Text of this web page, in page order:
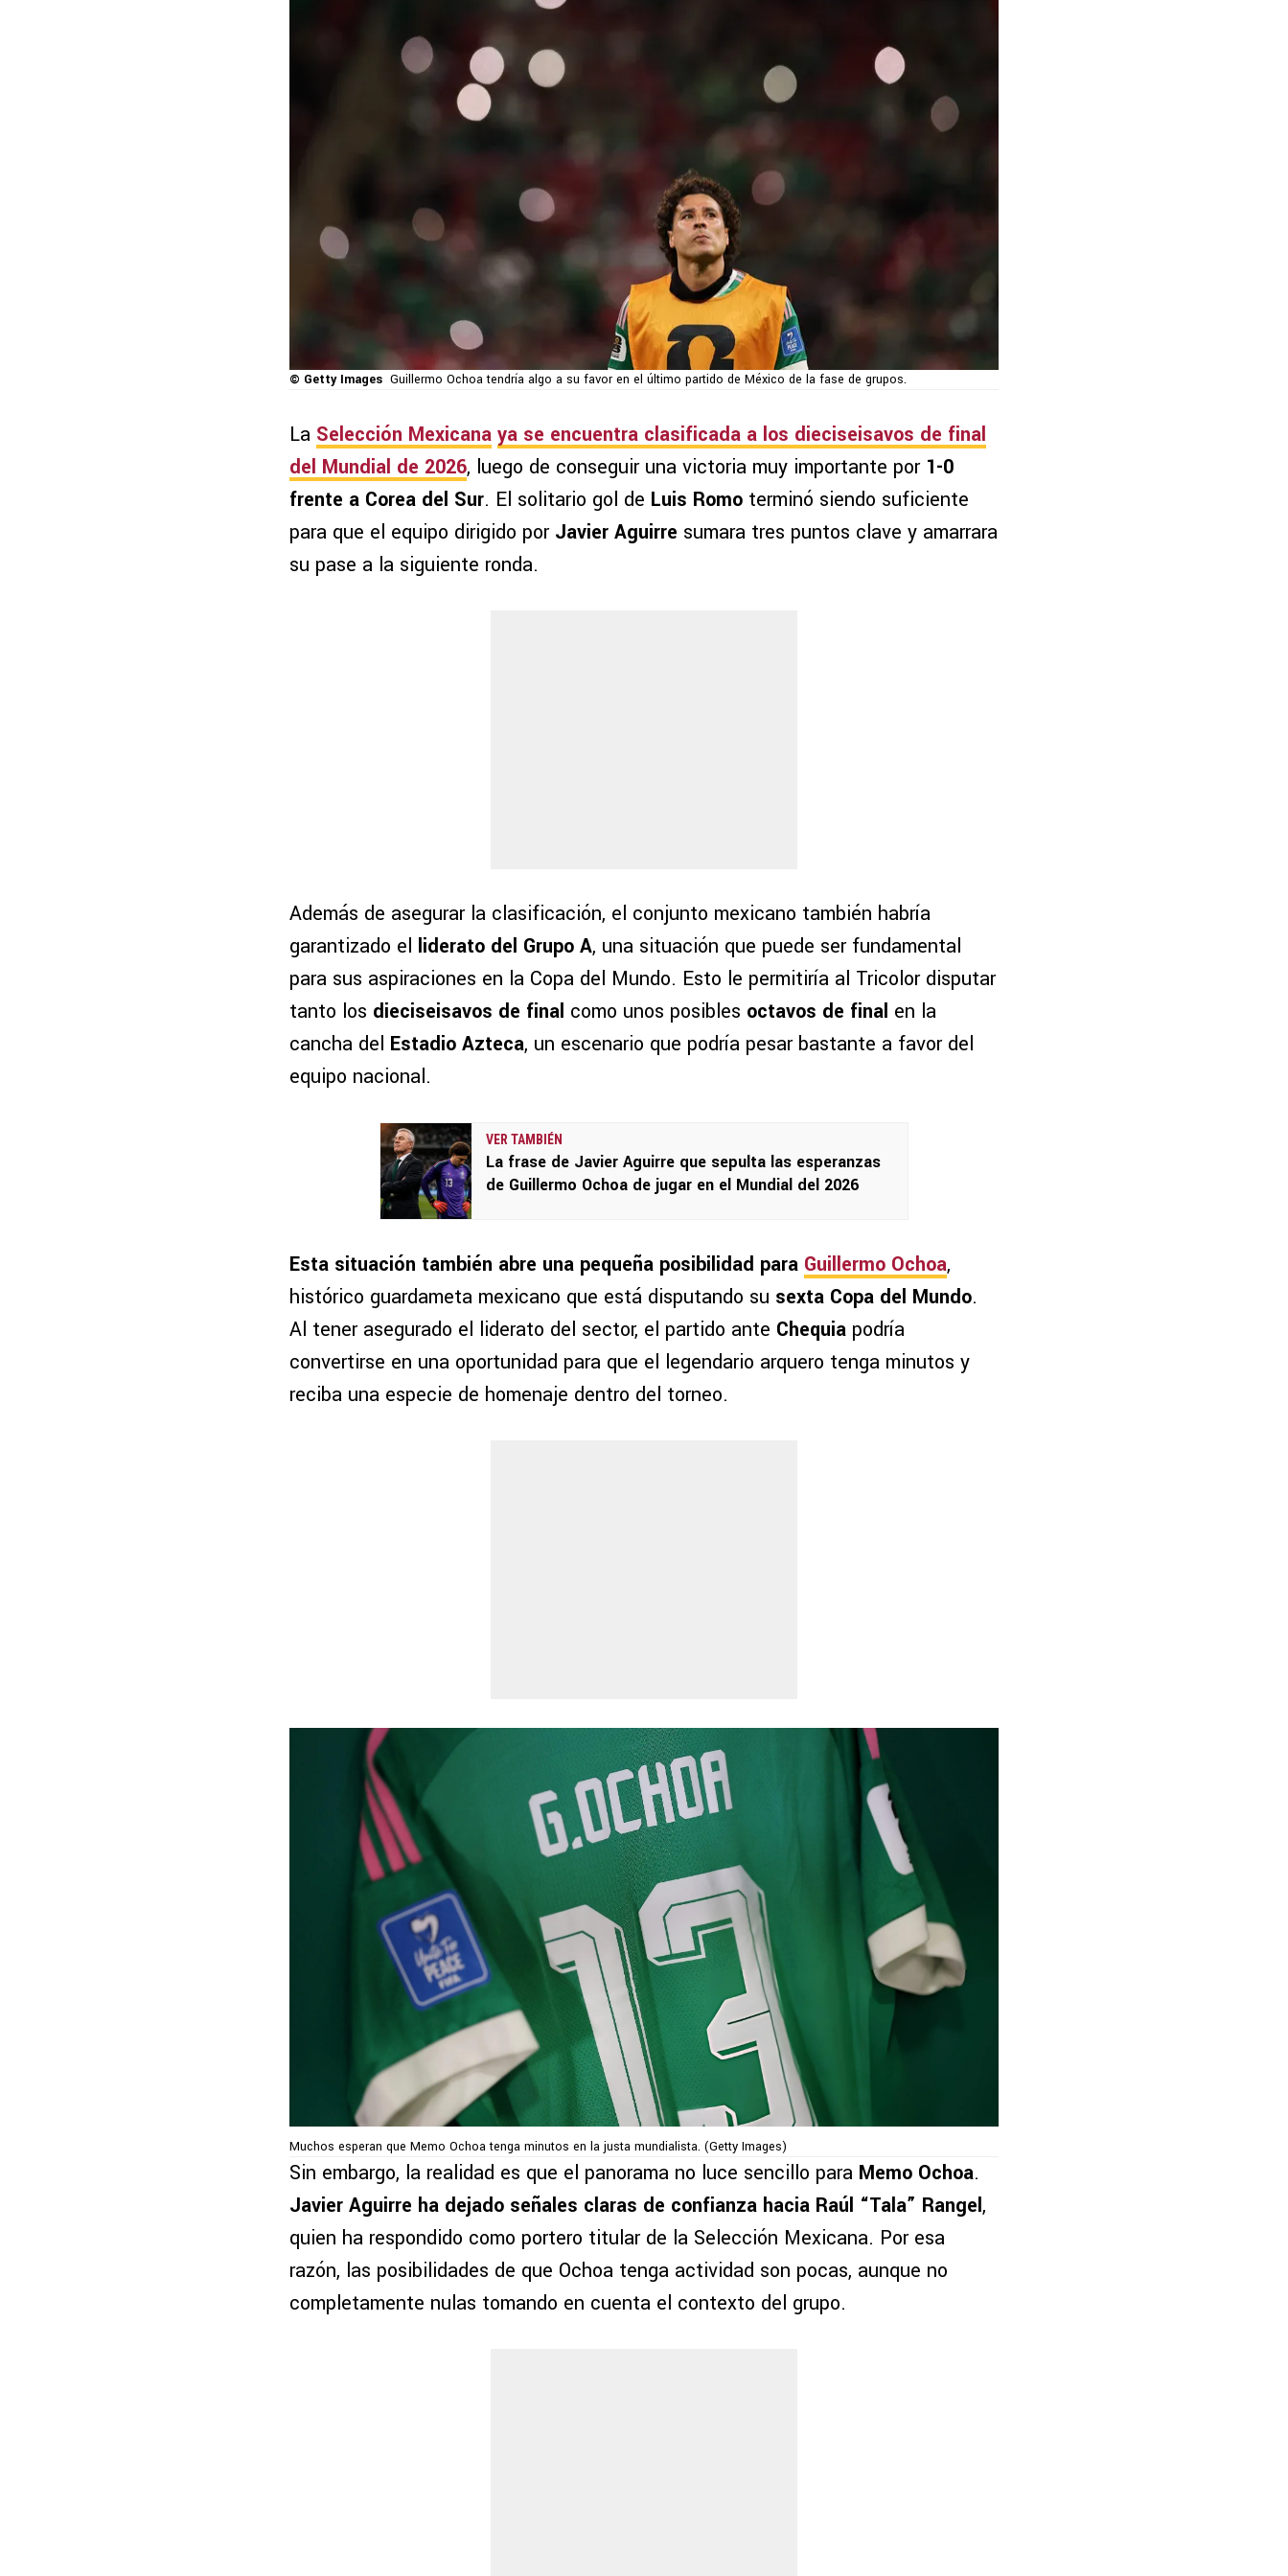
© Getty Images Guillermo Ochoa tendría algo a su favor en el último partido de México de la fase de grupos.
La Selección Mexicana ya se encuentra clasificada a los dieciseisavos de final
del Mundial de 2026, luego de conseguir una victoria muy importante por 1-0
frente a Corea del Sur. El solitario gol de Luis Romo terminó siendo suficiente
para que el equipo dirigido por Javier Aguirre sumara tres puntos clave y amarrara
su pase a la siguiente ronda.
Además de asegurar la clasificación, el conjunto mexicano también habría
garantizado el liderato del Grupo A, una situación que puede ser fundamental
para sus aspiraciones en la Copa del Mundo. Esto le permitiría al Tricolor disputar
tanto los dieciseisavos de final como unos posibles octavos de final en la
cancha del Estadio Azteca, un escenario que podría pesar bastante a favor del
equipo nacional.
VER TAMBIÉN
La frase de Javier Aguirre que sepulta las esperanzas
de Guillermo Ochoa de jugar en el Mundial del 2026
Esta situación también abre una pequeña posibilidad para Guillermo Ochoa,
histórico guardameta mexicano que está disputando su sexta Copa del Mundo.
Al tener asegurado el liderato del sector, el partido ante Chequia podría
convertirse en una oportunidad para que el legendario arquero tenga minutos y
reciba una especie de homenaje dentro del torneo.
Muchos esperan que Memo Ochoa tenga minutos en la justa mundialista. (Getty Images)
Sin embargo, la realidad es que el panorama no luce sencillo para Memo Ochoa.
Javier Aguirre ha dejado señales claras de confianza hacia Raúl “Tala” Rangel,
quien ha respondido como portero titular de la Selección Mexicana. Por esa
razón, las posibilidades de que Ochoa tenga actividad son pocas, aunque no
completamente nulas tomando en cuenta el contexto del grupo.